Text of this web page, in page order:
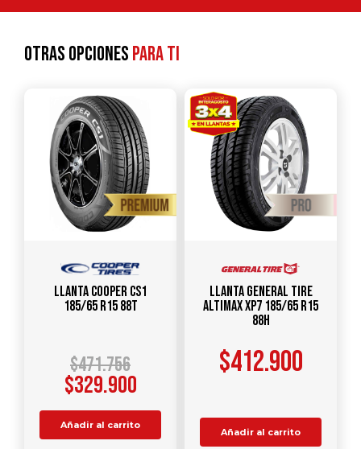
Otras opcionespara ti
Llanta COOPER CS1
185/65 R15 88T
$471.756
$329.900
Añadir al carrito
Llanta GENERAL TIRE
Altimax XP7 185/65 R15
88H
$412.900
Añadir al carrito